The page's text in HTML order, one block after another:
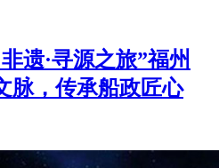
遗·寻源之旅”福州
脉，传承船政匠心